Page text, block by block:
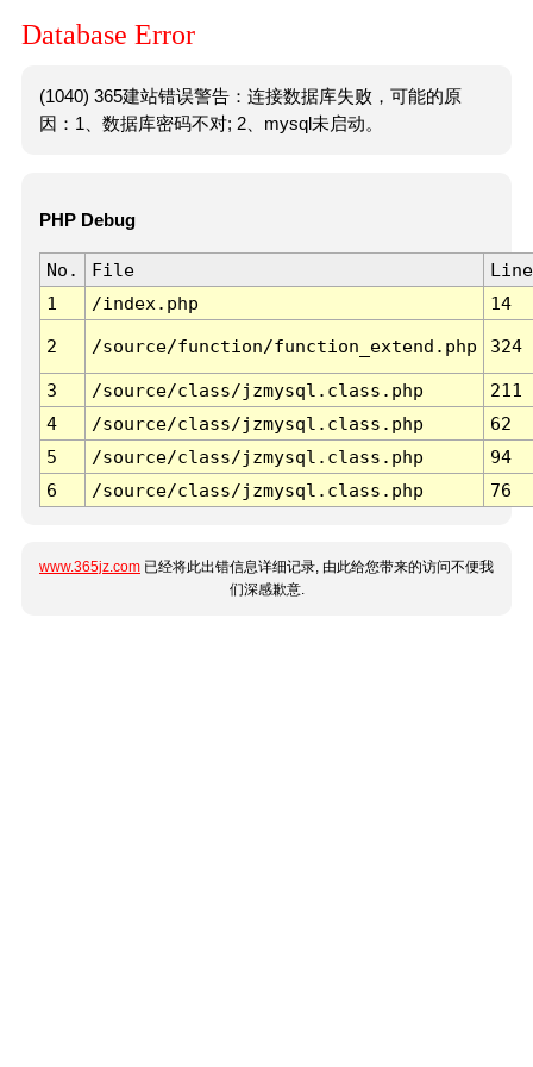
Database Error
(1040) 365建站错误警告：连接数据库失败，可能的原
因：1、数据库密码不对; 2、mysql未启动。
PHP Debug
No. File
Line
1
/index.php 14
2 /source/function/function_extend.php 324
3 /source/class/jzmysql.class.php
211
4
/source/class/jzmysql.class.php
62
5
/source/class/jzmysql.class.php
94
6
/source/class/jzmysql.class.php 76
www.365jz.com 已经将此出错信息详细记录, 由此给您带来的访问不便我
们深感歉意.